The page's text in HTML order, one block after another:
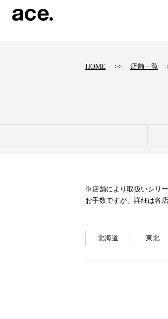
HOME 店舗一覧
※店舗により取扱いシリ
お手数ですが、詳細は各
北海道 東北